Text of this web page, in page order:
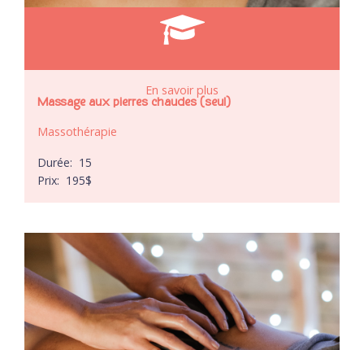
En savoir plus
Massage aux pierres chaudes (seul)
Massothérapie
Durée: 15
Prix: 195$